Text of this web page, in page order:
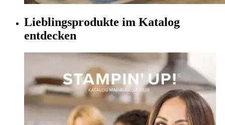
Lieblingsprodukte im Katalog
entdecken